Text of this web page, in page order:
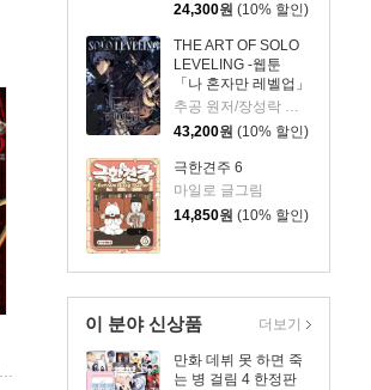
24,300원 (10% 할인)
THE ART OF SOLO
LEVELING -웹툰
「나 혼자만 레벨업」
공식 아트북-
추공 원저/장성락 그림
43,200원 (10% 할인)
극한견주 6
마일로 글그림
14,850원 (10% 할인)
이 분야 신상품
만화 데뷔 못 하면 죽
는 병 걸림 4 한정판
더보기